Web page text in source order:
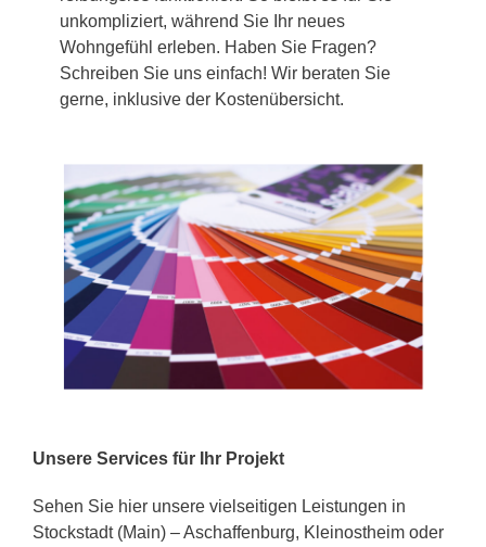
unkompliziert, während Sie Ihr neues
Wohngefühl erleben. Haben Sie Fragen?
Schreiben Sie uns einfach! Wir beraten Sie
gerne, inklusive der Kostenübersicht.
Unsere Services für Ihr Projekt
Sehen Sie hier unsere vielseitigen Leistungen in
Stockstadt (Main) – Aschaffenburg, Kleinostheim oder